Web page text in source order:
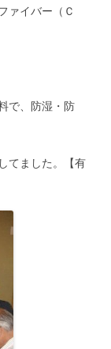
ァイバー（Ｃ
で、防湿・防
てました。【有